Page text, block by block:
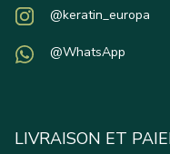
@keratin_europa
@WhatsApp
LIVRAISON ET